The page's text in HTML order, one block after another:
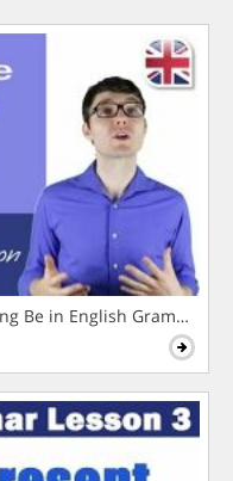
Be in English Grammar